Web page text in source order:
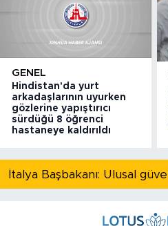
GENEL
Hindistan'da yurt
arkadaşlarının uyurken
gözlerine yapıştırıcı
sürdüğü 8 öğrenci
hastaneye kaldırıldı